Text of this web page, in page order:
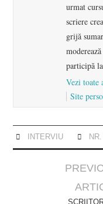
urmat
scriere
grijă
participă
Vezi toate
Site
INTERVIU
navigation